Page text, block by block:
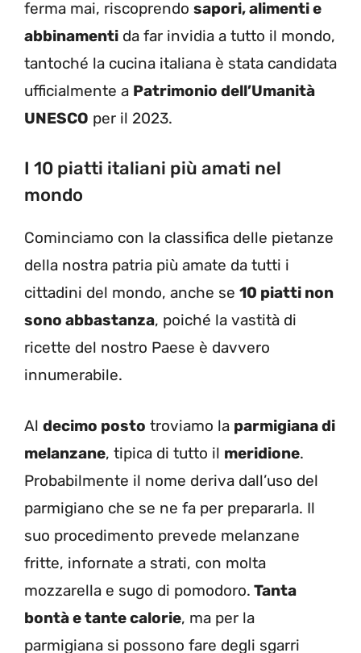
ferma mai, riscoprendo sapori, alimenti e
abbinamenti da far invidia a tutto il mondo,
tantoché la cucina italiana è stata candidata
ufficialmente a Patrimonio dell’Umanità
UNESCO per il 2023.
I 10 piatti italiani più amati nel
mondo
Cominciamo con la classifica delle pietanze
della nostra patria più amate da tutti i
cittadini del mondo, anche se 10 piatti non
sono abbastanza, poiché la vastità di
ricette del nostro Paese è davvero
innumerabile.
Al decimo posto troviamo la parmigiana di
melanzane, tipica di tutto il meridione.
Probabilmente il nome deriva dall’uso del
parmigiano che se ne fa per prepararla. Il
suo procedimento prevede melanzane
fritte, infornate a strati, con molta
mozzarella e sugo di pomodoro. Tanta
bontà e tante calorie, ma per la
parmigiana si possono fare degli sgarri